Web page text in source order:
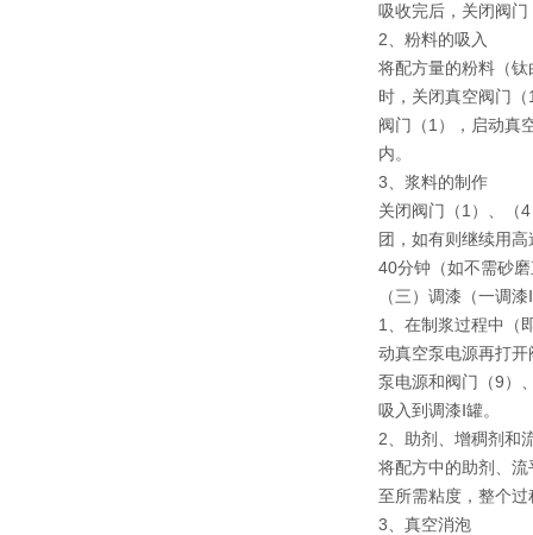
吸收完后，关闭阀
2、粉料的吸入
将配方量的粉料（
时，关闭真空阀门
阀门（1），启动真
内。
3、浆料的制作
关闭阀门（1）、（
团，如有则继续用
40分钟（如不需砂
（三）调漆（一调漆
1、在制浆过程中（
动真空泵电源再打
泵电源和阀门（9）
吸入到调漆Ⅰ罐。
2、助剂、增稠剂和
将配方中的助剂、
至所需粘度，整个
3、真空消泡